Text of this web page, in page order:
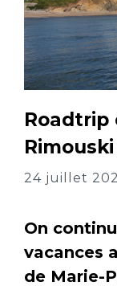
Roadtrip
24 juillet
On
vacances
de Marie-